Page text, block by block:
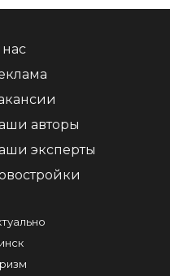
авторы
эксперты